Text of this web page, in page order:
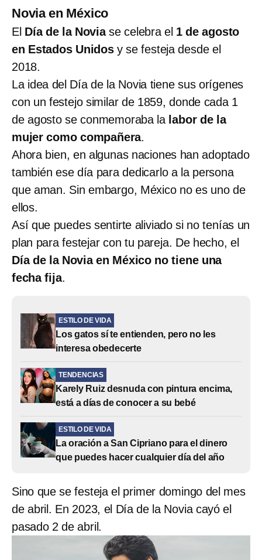
Novia en México
ElDía de la Noviase celebra el1 de agosto
en Estados Unidosy se festeja desde el
2018.
La idea del Día de la Novia tiene sus orígenes
con un festejo similar de 1859, donde cada 1
de agosto se conmemoraba la labor de la
mujer como compañera.
Ahora bien, en algunas naciones han adoptado
también ese día para dedicarlo a la persona
que aman. Sin embargo, México no es uno de
ellos.
Así que puedes sentirte aliviado si no tenías un
plan para festejar con tu pareja. De hecho, el
Día de la Novia en México no tiene una
fecha fija.
ESTILO DE VIDA
Los gatos sí te entienden, pero no les
interesa obedecerte
TENDENCIAS
Karely Ruiz desnuda con pintura encima,
está a días de conocer a su bebé
ESTILO DE VIDA
La oración a San Cipriano para el dinero
que puedes hacer cualquier día del año
Sino que se festeja el primer domingo del mes
de abril. En 2023, el Día de la Novia cayó el
pasado 2 de abril.